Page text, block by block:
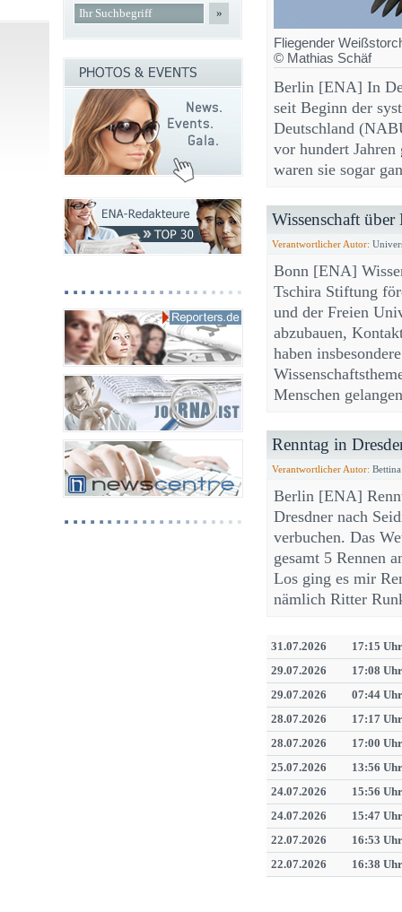
Fliegender
© Mathias Schäf
Berlin [ENA] In
seit Beginn der
Deutschland
vor hundert
waren sie sogar
Wissenschaft
Verantwortlicher Autor:
Bonn [ENA]
Tschira Stiftung
und der Freien
abzubauen,
haben
Menschen
Renntag in
Verantwortlicher Autor:
Berlin [ENA]
Dresdner nach
verbuchen. Das
gesamt 5 Rennen
Los ging es mir
nämlich Ritter
31.07.2026
17:15 Uhr
29.07.2026
17:08 Uhr
29.07.2026
07:44 Uhr
28.07.2026
17:17 Uhr
28.07.2026
17:00 Uhr
25.07.2026
13:56 Uhr
24.07.2026
15:56 Uhr
24.07.2026
15:47 Uhr
22.07.2026
16:53 Uhr
22.07.2026
16:38 Uhr
»